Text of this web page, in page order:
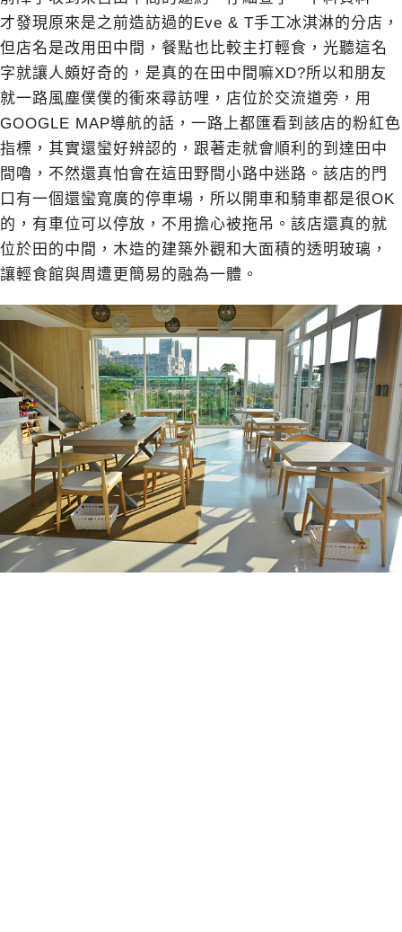
才發現原來是之前造訪過的Eve & T手工冰淇淋的分店，
但店名是改用田中間，餐點也比較主打輕食，光聽這名
字就讓人頗好奇的，是真的在田中間嘛XD?所以和朋友
就一路風塵僕僕的衝來尋訪哩，店位於交流道旁，用
GOOGLE MAP導航的話，一路上都匯看到該店的粉紅色
指標，其實還蠻好辨認的，跟著走就會順利的到達田中
間嚕，不然還真怕會在這田野間小路中迷路。該店的門
口有一個還蠻寬廣的停車場，所以開車和騎車都是很OK
的，有車位可以停放，不用擔心被拖吊。該店還真的就
位於田的中間，木造的建築外觀和大面積的透明玻璃，
讓輕食館與周遭更簡易的融為一體。